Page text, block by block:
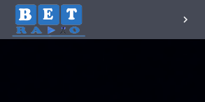
chevron_right